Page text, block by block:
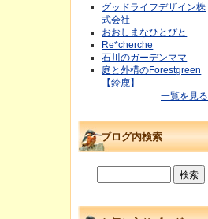
グッドライフデザイン株
式会社
おおしまなひとびと
Re*cherche
石川のガーデンママ
庭と外構のForestgreen
【鈴鹿】
一覧を見る
ブログ内検索